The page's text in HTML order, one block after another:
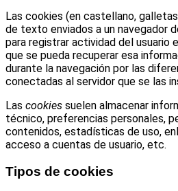
Las cookies (en castellano,
de texto enviados a un navegador
para registrar actividad del usuario
que se pueda recuperar esa
durante la navegación por las
conectadas al servidor que se las
Las cookies suelen almacenar
técnico, preferencias personales,
contenidos, estadísticas de uso,
acceso a cuentas de usuario, etc.
Tipos de cookies